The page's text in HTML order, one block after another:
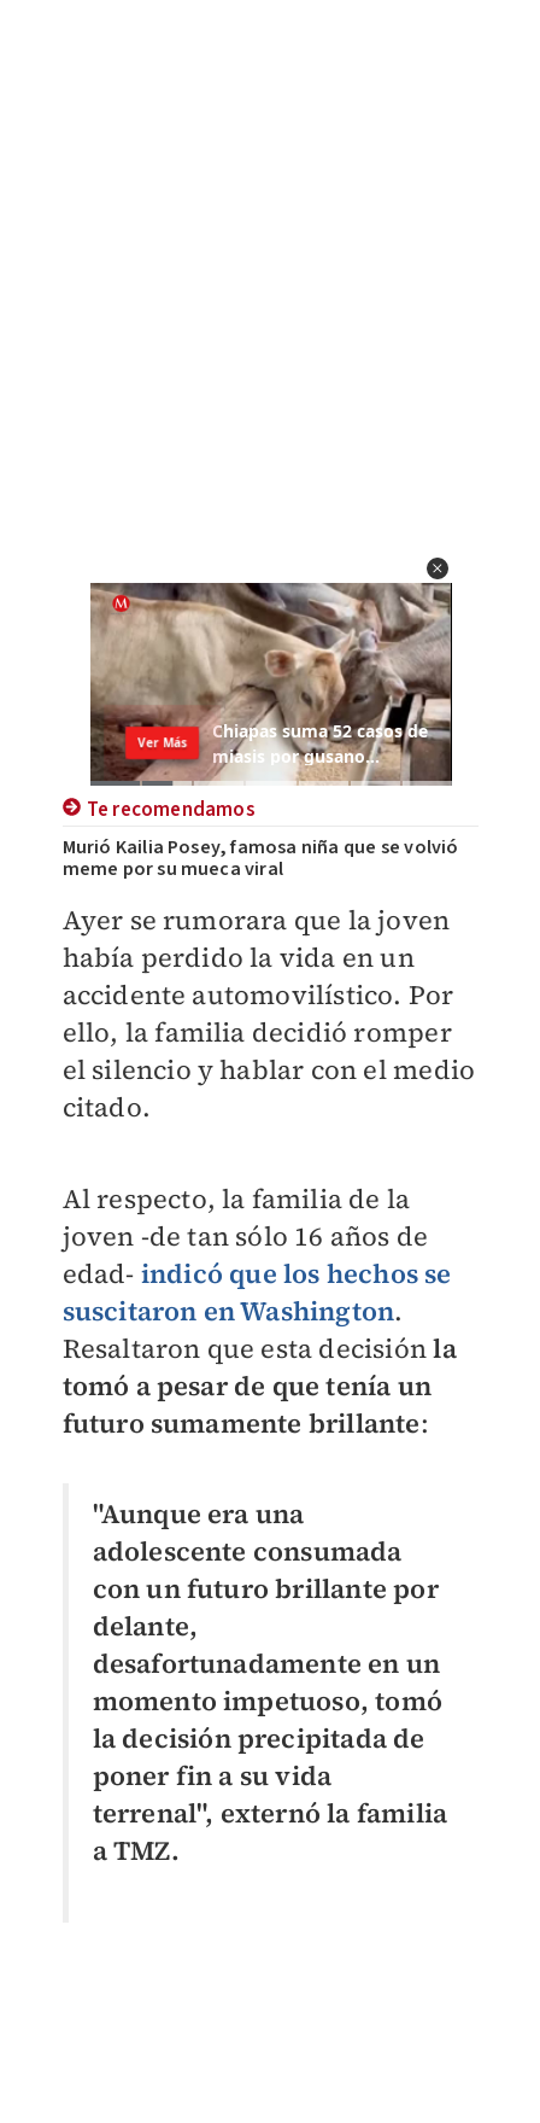
Te recomendamos
Murió Kailia Posey, famosa niña que se volvió
meme por su mueca viral
Ayer se rumorara que la joven
había perdido la vida en un
accidente automovilístico. Por
ello, la familia decidió romper
el silencio y hablar con el medio
citado.
Al respecto, la familia de la
joven -de tan sólo 16 años de
edad- indicó que los hechos se
suscitaron en Washington.
Resaltaron que esta decisiónla
tomó a pesar de que tenía un
futuro sumamente brillante:
"Aunque era una
adolescente consumada
con un futuro brillante por
delante,
desafortunadamente en un
momento impetuoso, tomó
la decisión precipitada de
poner fin a su vida
terrenal", externó la familia
a TMZ.